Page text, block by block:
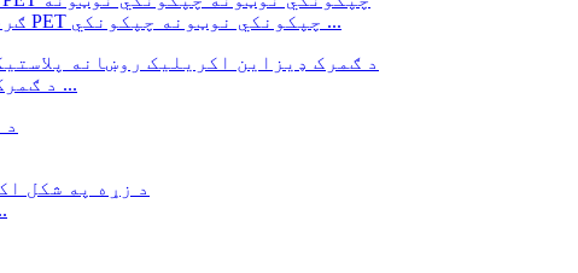
ګرم پلورل کیدونکي د اوبو په وړاندې مقاومت لرونکي PET چپکونکي نوټونه چپکونکي ...
د ګمرک ډیزاین اکریلیک روښانه پلاستيکي سټیشنري کارتن ...
د زړه په شکل